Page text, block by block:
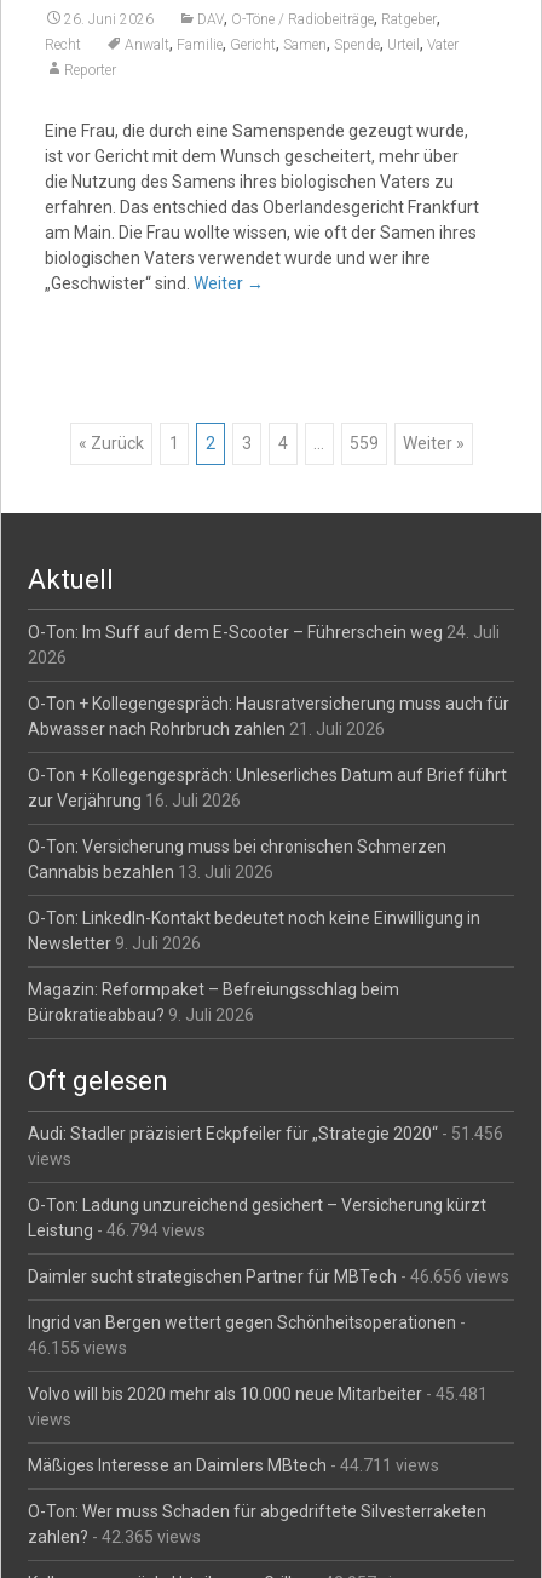
26. Juni 2026 DAV, O-Töne / Radiobeiträge, Ratgeber,
Recht Anwalt, Familie, Gericht, Samen, Spende, Urteil , Vater
Reporter
Eine Frau, die durch eine Samenspende gezeugt wurde,
ist vor Gericht mit dem Wunsch gescheitert, mehr über
die Nutzung des Samens ihres biologischen Vaters zu
erfahren. Das entschied das Oberlandesgericht Frankfurt
am Main. Die Frau wollte wissen, wie oft der Samen ihres
biologischen Vaters verwendet wurde und wer ihre
„Geschwister“ sind. Weiter →
Posts
navigation
« Zurück 1 2 3 4 559 Weiter »
Aktuell
O-Ton: Im Suff auf dem E-Scooter – Führerschein weg 24. Juli
2026
O-Ton + Kollegengespräch: Hausratversicherung muss auch für
Abwasser nach Rohrbruch zahlen 21. Juli 2026
O-Ton + Kollegengespräch: Unleserliches Datum auf Brief führt
zur Verjährung 16. Juli 2026
O-Ton: Versicherung muss bei chronischen Schmerzen
Cannabis bezahlen 13. Juli 2026
O-Ton: LinkedIn-Kontakt bedeutet noch keine Einwilligung in
Newsletter 9. Juli 2026
Magazin: Reformpaket – Befreiungsschlag beim
Bürokratieabbau? 9. Juli 2026
Oft gelesen
Audi: Stadler präzisiert Eckpfeiler für „Strategie 2020“ - 51.456
views
O-Ton: Ladung unzureichend gesichert – Versicherung kürzt
Leistung - 46.794 views
Daimler sucht strategischen Partner für MBTech - 46.656 views
Ingrid van Bergen wettert gegen Schönheitsoperationen -
46.155 views
Volvo will bis 2020 mehr als 10.000 neue Mitarbeiter - 45.481
views
Mäßiges Interesse an Daimlers MBtech - 44.711 views
O-Ton: Wer muss Schaden für abgedriftete Silvesterraketen
zahlen? - 42.365 views